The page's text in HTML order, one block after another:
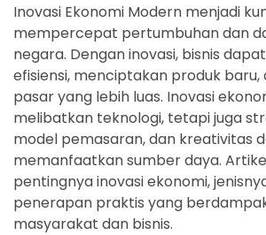
Inovasi Ekonomi Modern menjadi
mempercepat pertumbuhan dan
negara. Dengan inovasi, bisnis
efisiensi, menciptakan produk
pasar yang lebih luas. Inovasi
melibatkan teknologi, tetapi juga
model pemasaran, dan kreativitas
memanfaatkan sumber daya.
pentingnya inovasi ekonomi,
penerapan praktis yang
masyarakat dan bisnis.